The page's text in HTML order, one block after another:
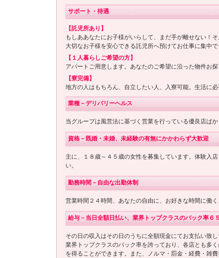
サポート・待遇
【託児所あり】
もしああなたにお子様がいらして、まだ手が離せない！
大切なお子様を安心できる託児所へ預けてお仕事に集中
【１人暮らしご希望の方】
アパートご用意します。あなたのご希望に沿った物件お
【寮完備】
地方の人はもちろん、自立したい人、入寮可能。生活に
業種－デリバリーヘルス
当グループは風営法に基づく営業を行っている優良店ば
資格－既婚・未婚、未経験の有無にかかわらず大歓迎
主に、１８歳～４５歳の女性を募集しています。体験入
い。
勤務時間－自由な出勤体制
営業時間２４時間、あなたの自由に、お好きな時間に働
給与－当日全額日払い、業界トップクラスのバック率６
その日の収入はその日のうちに全額現金にてお支払い致
業界トップクラスのバック率を誇っており、各店とも多
を得ることができます。また、ノルマ・罰金・経費・雑